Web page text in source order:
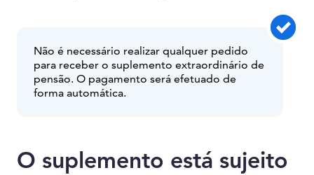
Não é necessário realizar qualquer pedido
para receber o suplemento extraordinário de
pensão. O pagamento será efetuado de
forma automática.
O suplemento está sujeito